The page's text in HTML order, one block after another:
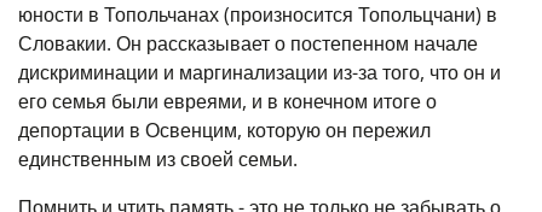
юности в Топольчанах (произносится Топольцчани) в
Словакии. Он рассказывает о постепенном начале
дискриминации и маргинализации из-за того, что он и
его семья были евреями, и в конечном итоге о
депортации в Освенцим, которую он пережил
единственным из своей семьи.